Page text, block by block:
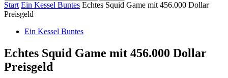
Start Ein Kessel Buntes Echtes Squid Game mit 456.000 Dollar
Preisgeld
Ein Kessel Buntes
Echtes Squid Game mit 456.000 Dollar
Preisgeld